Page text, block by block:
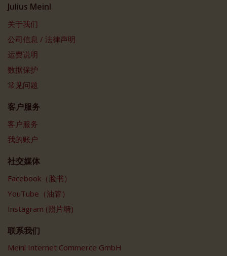
Julius Meinl
关于我们
公司信息 / 法律声明
运费说明
数据保护
常见问题
客户服务
客户服务
我的账户
社交媒体
Facebook（脸书）
YouTube（油管）
Instagram (照片墙)
联系我们
Meinl Internet Commerce GmbH